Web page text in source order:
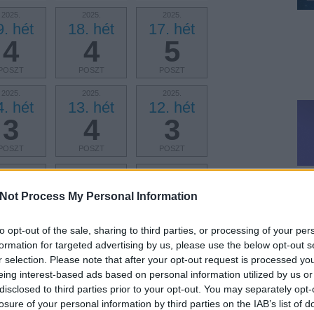
Process My Personal Information
opt-out of the sale, sharing to third parties, or processing of your
for targeted advertising by us, please use the below opt-out
selection. Please note that after your opt-out request is processed
interest-based ads based on personal information utilized by us
to third parties prior to your opt-out. You may separately
of your personal information by third parties on the IAB’s list of
2025.
hét
4
2025.
18. hét
4
POSZT
2025.
17. hét
5
POSZT
2025.
hét
3
2025.
13. hét
4
POSZT
2025.
12. hét
3
POSZT
2025.
3
2025.
3
POSZT
2025.
3
POSZT
2025.
hét
1
2025.
3. hét
2
POSZT
2025.
2. hét
1
POSZT